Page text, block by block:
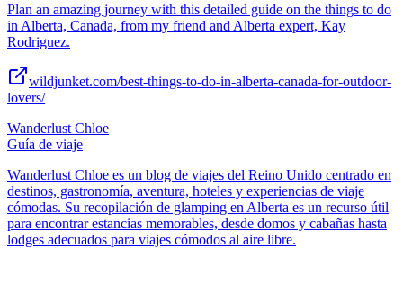
Plan an amazing journey with this detailed guide on the things to do
in Alberta, Canada, from my friend and Alberta expert, Kay
Rodriguez.
wildjunket.com/best-things-to-do-in-alberta-canada-for-outdoor-
lovers/
Wanderlust Chloe
Guía de viaje
Wanderlust Chloe es un blog de viajes del Reino Unido centrado en
destinos, gastronomía, aventura, hoteles y experiencias de viaje
cómodas. Su recopilación de glamping en Alberta es un recurso útil
para encontrar estancias memorables, desde domos y cabañas hasta
lodges adecuados para viajes cómodos al aire libre.